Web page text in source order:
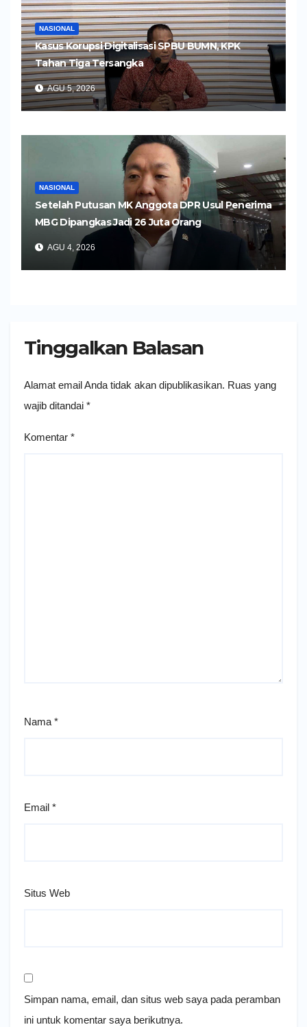
NASIONAL
Kasus Korupsi Digitalisasi SPBU BUMN, KPK
Tahan Tiga Tersangka
AGU 5, 2026
NASIONAL
Setelah Putusan MK Anggota DPR Usul Penerima
MBG Dipangkas Jadi 26 Juta Orang
AGU 4, 2026
Tinggalkan Balasan
Alamat email Anda tidak akan dipublikasikan. Ruas yang
wajib ditandai *
Komentar *
Nama *
Email *
Situs Web
Simpan nama, email, dan situs web saya pada peramban
ini untuk komentar saya berikutnya.